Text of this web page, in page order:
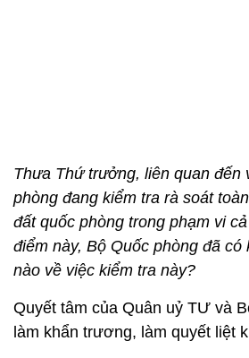
Thưa Thứ trưởng, liên quan đến
phòng đang kiểm tra rà soát
đất quốc phòng trong phạm vi
điểm này, Bộ Quốc phòng đã có
nào về việc kiểm tra này?
Quyết tâm của Quân uỷ TƯ và
làm khẩn trương, làm quyết liệt